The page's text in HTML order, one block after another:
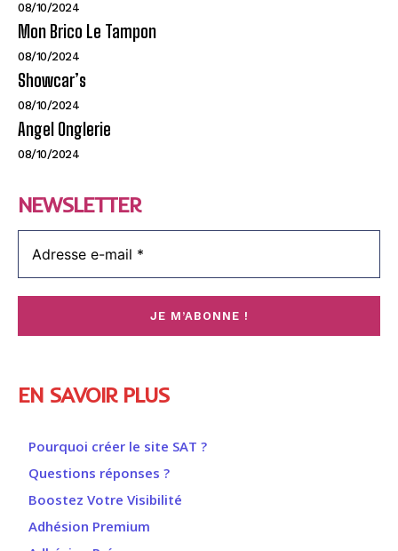
08/10/2024
Mon Brico Le Tampon
08/10/2024
Showcar’s
08/10/2024
Angel Onglerie
08/10/2024
NEWSLETTER
EN SAVOIR PLUS
Pourquoi créer le site SAT ?
Questions réponses ?
Boostez Votre Visibilité
Adhésion Premium